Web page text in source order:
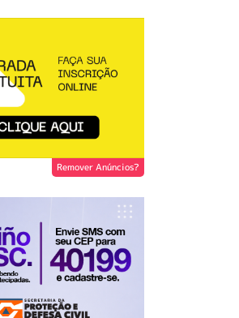
Remover Anúncios?